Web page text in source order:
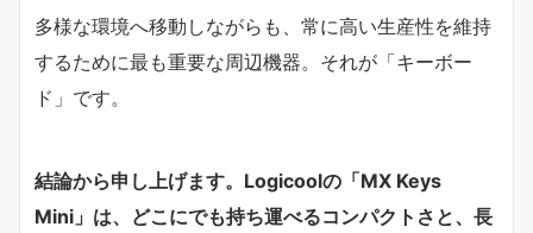
多様な環境へ移動しながらも、常に高い生産性を維持
するために最も重要な周辺機器。それが「キーボー
ド」です。
結論から申し上げます。Logicoolの「MX Keys
Mini」は、どこにでも持ち運べるコンパクトさと、長